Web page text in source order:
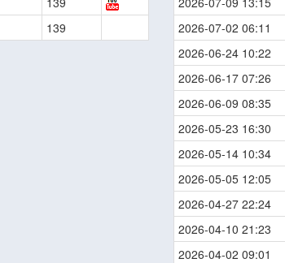
139
2026-07-02 06:11
2026-06-24 10:22
2026-06-17 07:26
2026-06-09 08:35
2026-05-23 16:30
2026-05-14 10:34
2026-05-05 12:05
2026-04-27 22:24
2026-04-10 21:23
2026-04-02 09:01